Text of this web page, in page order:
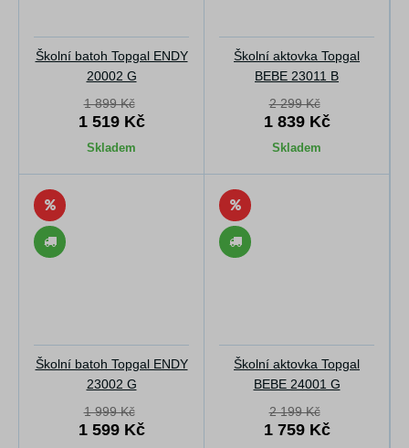
Školní batoh Topgal ENDY
20002 G
1 899 Kč
1 519 Kč
Skladem
Školní aktovka Topgal
BEBE 23011 B
2 299 Kč
1 839 Kč
Skladem
Školní batoh Topgal ENDY
23002 G
1 999 Kč
1 599 Kč
Školní aktovka Topgal
BEBE 24001 G
2 199 Kč
1 759 Kč